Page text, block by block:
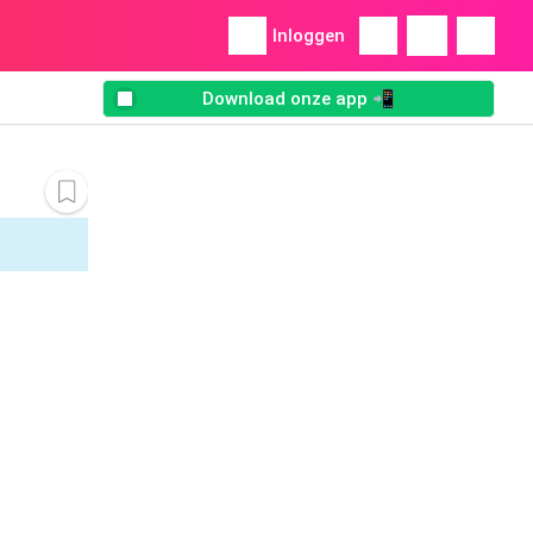
Inloggen
Download onze app 📲